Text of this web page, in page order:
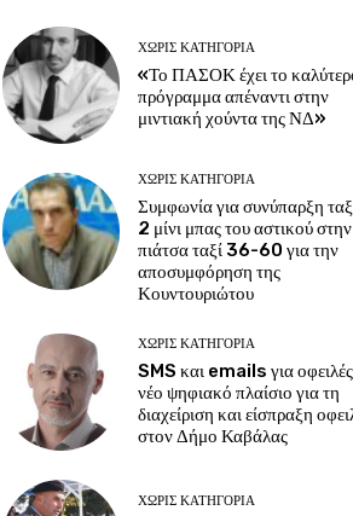
ΧΩΡΊΣ ΚΑΤΗΓΟΡΊΑ
«Το ΠΑΣΟΚ έχει το
πρόγραμμα απέναντι στην
μιντιακή χούντα της ΝΔ»
ΧΩΡΊΣ ΚΑΤΗΓΟΡΊΑ
Συμφωνία για συνύπαρξη
2 μίνι μπας του αστικού στην
πιάτσα ταξί 36-60 για την
αποσυμφόρηση της
Κουντουριώτου
ΧΩΡΊΣ ΚΑΤΗΓΟΡΊΑ
SMS και emails για
νέο ψηφιακό πλαίσιο για τη
διαχείριση και είσπραξη
στον Δήμο Καβάλας
ΧΩΡΊΣ ΚΑΤΗΓΟΡΊΑ